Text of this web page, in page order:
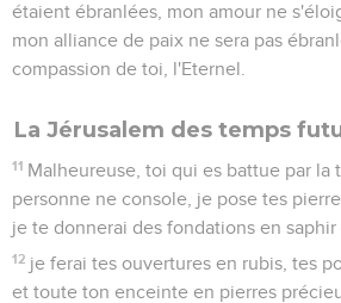
étaient ébranlées, mon amour ne
mon alliance de paix ne sera pas
compassion de toi, l'Eternel.
La Jérusalem des temps
11 Malheureuse, toi qui es battue par la
personne ne console, je pose tes
je te donnerai des fondations en saphir
12 je ferai tes ouvertures en rubis, tes
et toute ton enceinte en pierres